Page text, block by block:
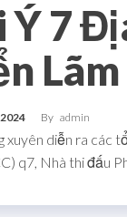
Ý 7
By admin
xuyên diễn ra các
q7, Nhà thi đấu